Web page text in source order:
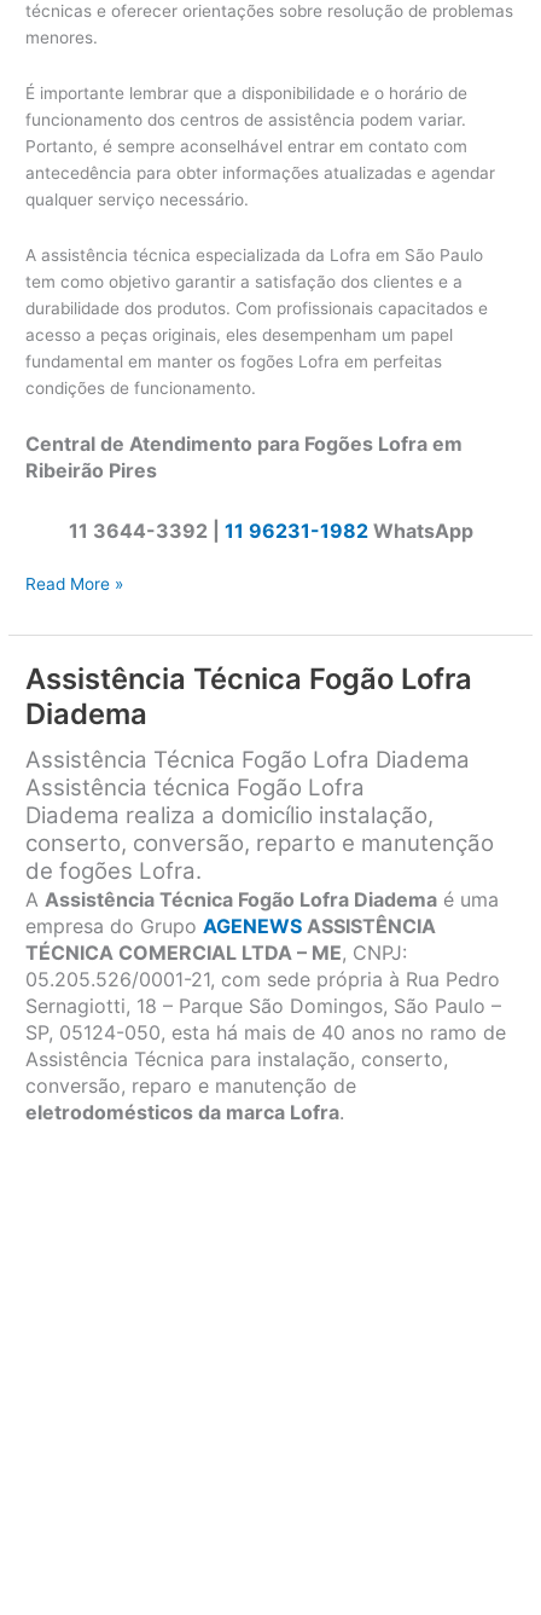
técnicas e oferecer orientações sobre resolução de problemas
menores.
É importante lembrar que a disponibilidade e o horário de
funcionamento dos centros de assistência podem variar.
Portanto, é sempre aconselhável entrar em contato com
antecedência para obter informações atualizadas e agendar
qualquer serviço necessário.
A assistência técnica especializada da Lofra em São Paulo
tem como objetivo garantir a satisfação dos clientes e a
durabilidade dos produtos. Com profissionais capacitados e
acesso a peças originais, eles desempenham um papel
fundamental em manter os fogões Lofra em perfeitas
condições de funcionamento.
Central de Atendimento para Fogões Lofra em
Ribeirão Pires
11 3644-3392 | 11 96231-1982WhatsApp
Assistência
Fogão
Ribeirão
Pires
Read More »
Assistência Técnica Fogão Lofra
Diadema
Assistência Técnica Fogão Lofra Diadema
Assistência técnica Fogão Lofra
Diadema realiza a domicílio instalação,
conserto, conversão, reparto e manutenção
de fogões Lofra.
AAssistência Técnica Fogão Lofra Diadema é uma
empresa do GrupoAGENEWS ASSISTÊNCIA
TÉCNICA COMERCIAL LTDA – ME, CNPJ:
05.205.526/0001-21, com sede própria à Rua Pedro
Sernagiotti, 18 – Parque São Domingos, São Paulo –
SP, 05124-050, esta há mais de 40 anos no ramo de
Assistência Técnica para instalação, conserto,
conversão, reparo e manutenção de
eletrodomésticos da marca Lofra.